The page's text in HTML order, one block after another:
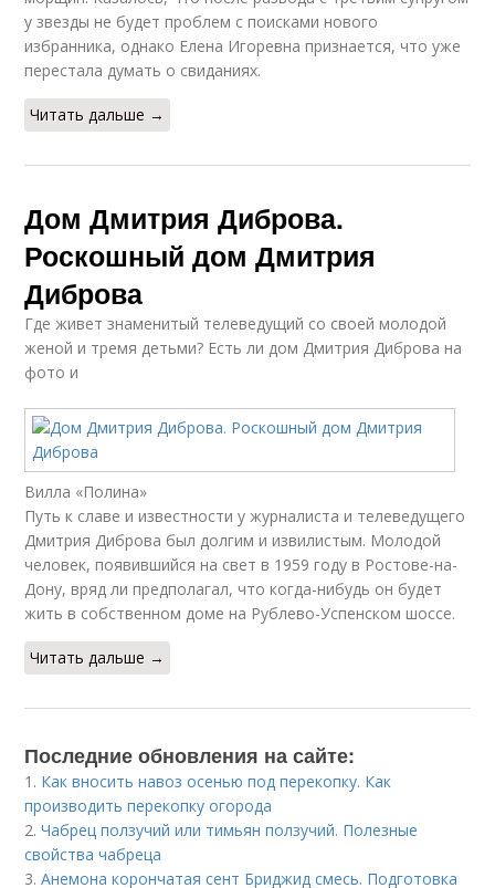
у звезды не будет проблем с поисками нового
избранника, однако Елена Игоревна признается, что уже
перестала думать о свиданиях.
Читать дальше →
Дом Дмитрия Диброва.
Роскошный дом Дмитрия
Диброва
Где живет знаменитый телеведущий со своей молодой
женой и тремя детьми? Есть ли дом Дмитрия Диброва на
фото и
Вилла «Полина»
Путь к славе и известности у журналиста и телеведущего
Дмитрия Диброва был долгим и извилистым. Молодой
человек, появившийся на свет в 1959 году в Ростове-на-
Дону, вряд ли предполагал, что когда-нибудь он будет
жить в собственном доме на Рублево-Успенском шоссе.
Читать дальше →
Последние обновления на сайте:
1. Как вносить навоз осенью под перекопку. Как
производить перекопку огорода
2.Чабрец ползучий или тимьян ползучий. Полезные
свойства чабреца
3.Анемона корончатая сент Бриджид смесь. Подготовка